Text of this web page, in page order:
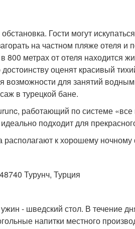
Гости могут
на частном пляже отеля и
800 метрах от отеля находится
оценят красивый
возможности для занятий
в турецкой бане.
работающий по системе
подходит для
к хорошему ночному
Турунч, Турция
- шведский стол. В течение
напитки местного